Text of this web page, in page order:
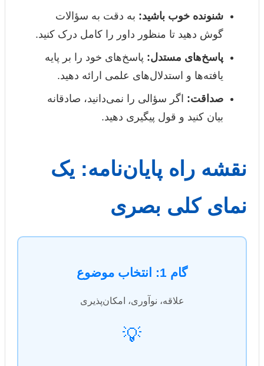
شنونده خوب باشید: به دقت به سؤالات
گوش دهید تا منظور داور را کامل درک کنید.
پاسخ‌های مستدل: پاسخ‌های خود را بر پایه
یافته‌ها و استدلال‌های علمی ارائه دهید.
صداقت: اگر سؤالی را نمی‌دانید، صادقانه
بیان کنید و قول پیگیری دهید.
نقشه راه پایان‌نامه: یک
نمای کلی بصری
گام 1: انتخاب موضوع
علاقه، نوآوری، امکان‌پذیری
💡